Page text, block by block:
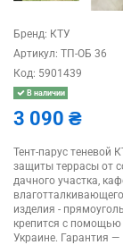
Бренд: КТУ
Артикул: ТП-ОБ 36
Код: 5901439
В наличии
3 090 ₴
Тент-парус теневой
защиты террасы от
дачного участка,
изделия -
крепится с
Украине. Гарантия —